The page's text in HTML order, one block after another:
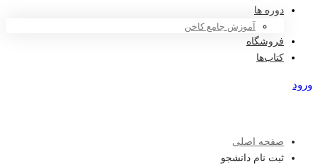
دوره ها
آموزش جامع کاخن
فروشگاه
کتاب‌ها
ورود
صفحه اصلی
ثبت نام دانشجو